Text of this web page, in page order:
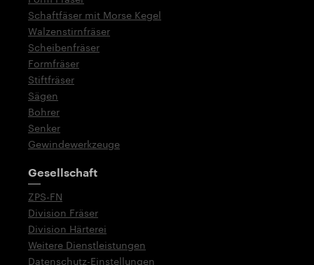
Schaftfäser mit Morse Kegel
Walzenstirnfräser
Scheibenfräser
Formfräser
Stiftfräser
Sägen
Bohrer
Senker
Gewindewerkzeuge
Gesellschaft
ZPS-FN
Division Fräser
Division Härterei
Weitere Dienstleistungen
Datenschutz-Einstellungen